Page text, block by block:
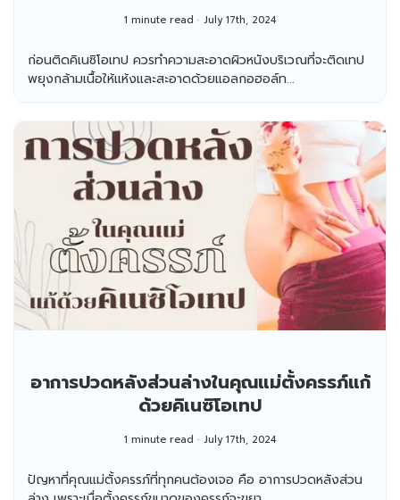
1 minute read July 17th, 2024
ก่อนติดคิเนซิโอเทป ควรทำความสะอาดผิวหนังบริเวณที่จะติดเทป
พยุงกล้ามเนื้อให้แห้งและสะอาดด้วยแอลกอฮอล์ท...
อาการปวดหลังส่วนล่างในคุณแม่ตั้งครรภ์แก้
ด้วยคิเนซิโอเทป
1 minute read July 17th, 2024
ปัญหาที่คุณแม่ตั้งครรภ์ที่ทุกคนต้องเจอ คือ อาการปวดหลังส่วน